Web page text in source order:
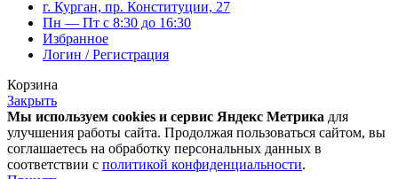
г. Курган, пр. Конституции, 27
Пн — Пт с 8:30 до 16:30
Избранное
Логин / Регистрация
Корзина
Закрыть
Мы используем cookies и сервис Яндекс Метрика для
улучшения работы сайта. Продолжая пользоваться сайтом, вы
соглашаетесь на обработку персональных данных в
соответствии с политикой конфиденциальности.